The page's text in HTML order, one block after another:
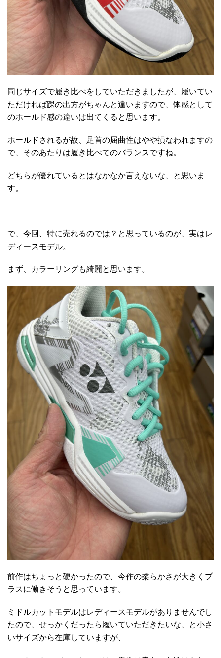
同じサイズで履き比べをしていただきましたが、履いてい
ただければ踝の出方がちゃんと違いますので、体感として
のホールド感の違いは出てくると思います。
ホールドされるが故、足首の屈曲性はやや損なわれますの
で、そのあたりは履き比べてのバランスですね。
どちらが優れているとはなかなか言えないな、と思いま
す。
で、今回、特に売れるのでは？と思っているのが、実はレ
ディースモデル。
まず、カラーリングも綺麗と思います。
前作はちょっと硬かったので、今作の柔らかさが大きくプ
ラスに働きそうと思っています。
ミドルカットモデルはレディースモデルがありませんでし
たので、せっかくだったら履いていただきたいな、と小さ
いサイズから在庫していますが、